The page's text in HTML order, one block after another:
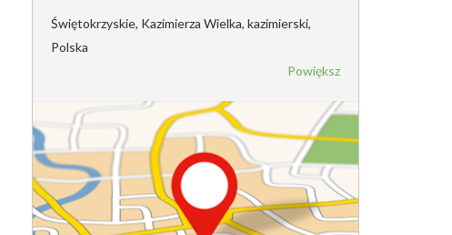
Świętokrzyskie, Kazimierza Wielka, kazimierski,
Polska
Powiększ